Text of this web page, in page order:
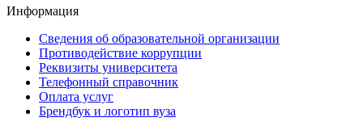
Информация
Сведения об образовательной организации
Противодействие коррупции
Реквизиты университета
Телефонный справочник
Оплата услуг
Брендбук и логотип вуза